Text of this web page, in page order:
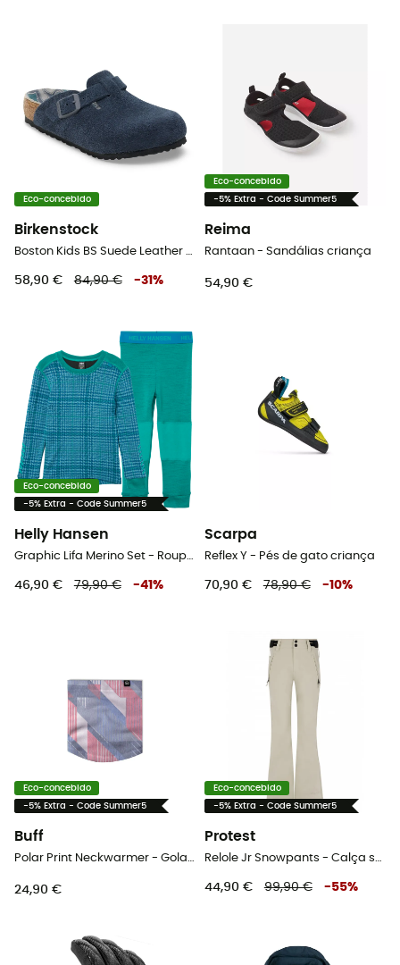
Eco-concebido
Birkenstock
Boston Kids BS Suede Leather - Sandálias criança
58,90 € 84,90 € -31 %
Eco-concebido
-5% Extra - Code Summer5
Reima
Rantaan - Sandálias criança
54,90 €
Eco-concebido
-5% Extra - Code Summer5
Helly Hansen
Graphic Lifa Merino Set - Roupa interior de lã merino criança
46,90 € 79,90 € -41 %
Scarpa
Reflex Y - Pés de gato criança
70,90 € 78,90 € -10%
Eco-concebido
-5% Extra - Code Summer5
Buff
Polar Print Neckwarmer - Gola criança
24,90 €
Eco-concebido
-5% Extra - Code Summer5
Protest
Relole Jr Snowpants - Calça ski criança
44,90 € 99,90 € -55%